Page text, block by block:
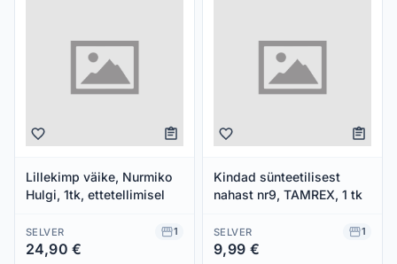
Lillekimp väike, Nurmiko
Hulgi, 1tk, ettetellimisel
SELVER 1
24,90 €
Kindad sünteetilisest
nahast nr9, TAMREX, 1 tk
SELVER 1
9,99 €